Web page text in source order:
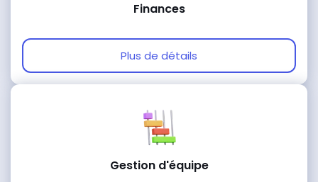
Finances
Plus de détails
Gestion d'équipe